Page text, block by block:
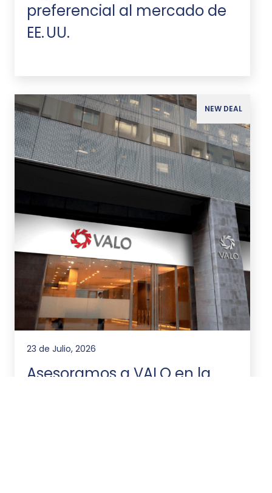
preferencial al mercado de
EE. UU.
NEW DEAL
23 de Julio, 2026
Asesoramos a VALO en la